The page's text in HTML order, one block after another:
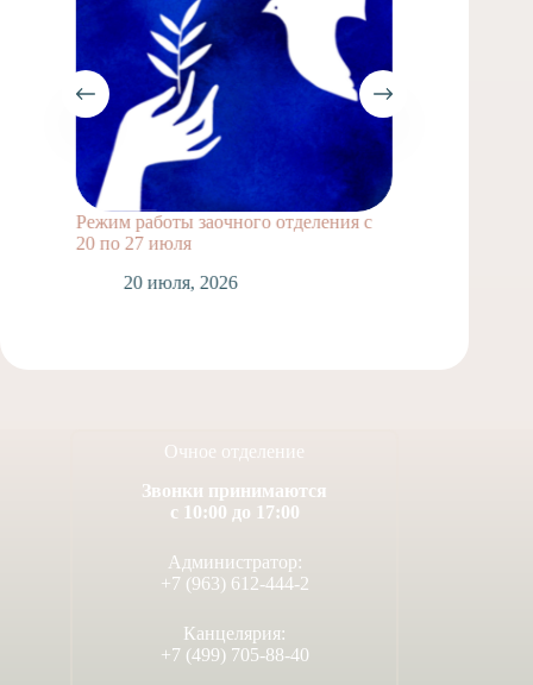
Режим работы заочного отделения с
20 по 27 июля
20 июля, 2026
Очное отделение
Звонки принимаются
с 10:00 до 17:00
Администратор:
+7 (963) 612-444-2
Канцелярия:
+7 (499) 705-88-40